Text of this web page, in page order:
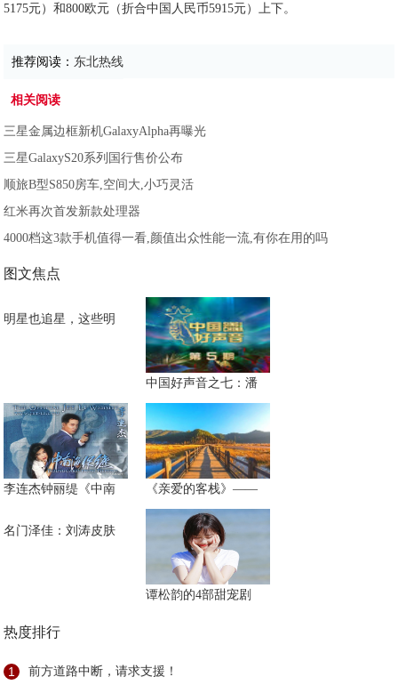
5175元）和800欧元（折合中国人民币5915元）上下。
推荐阅读： 东北热线
相关阅读
三星金属边框新机GalaxyAlpha再曝光
三星GalaxyS20系列国行售价公布
顺旅B型S850房车,空间大,小巧灵活
红米再次首发新款处理器
4000档这3款手机值得一看,颜值出众性能一流,有你在用的吗
图文焦点
明星也追星，这些明
中国好声音之七：潘
李连杰钟丽缇《中南 《亲爱的客栈》——
名门泽佳：刘涛皮肤
谭松韵的4部甜宠剧
热度排行
1 前方道路中断，请求支援！